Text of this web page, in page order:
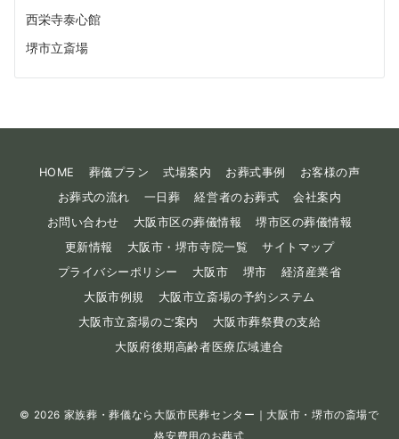
西栄寺泰心館
堺市立斎場
HOME 葬儀プラン 式場案内 お葬式事例
お客様の声
お葬式の流れ
一日葬 経営者のお葬式
会社案内
お問い合わせ
大阪市区の葬儀情報
堺市区の葬儀情報
更新情報
大阪市・堺市寺院一覧
サイトマップ
プライバシーポリシー
大阪市 堺市
経済産業省
大阪市例規
大阪市立斎場の予約システム
大阪市立斎場のご案内
大阪市葬祭費の支給
大阪府後期高齢者医療広域連合
© 2026 家族葬・葬儀なら大阪市民葬センター｜大阪市・堺市の斎場で